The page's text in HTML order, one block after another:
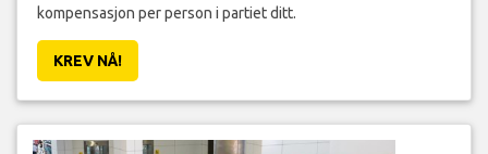
kompensasjon per person i partiet ditt.
KREV NÅ!